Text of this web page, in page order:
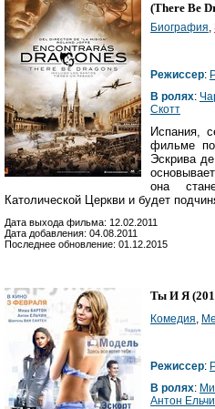
(There Be
Биография,
Режиссер:
В ролях:
Скотт
Испания,
фильме
Эскрива
она
Католической Церкви и будет
Дата выхода фильма: 12.02.2011
Дата добавления: 04.08.2011
Последнее обновление: 01.12.2015
Ты И Я
Комедия,
Режиссер:
В ролях:
Антон